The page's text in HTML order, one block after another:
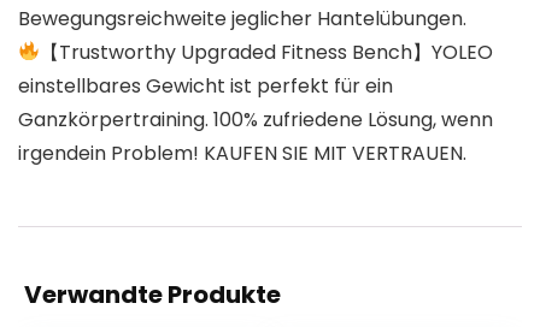
Bewegungsreichweite jeglicher Hantelübungen.
【Trustworthy Upgraded Fitness Bench】YOLEO
einstellbares Gewicht ist perfekt für ein
Ganzkörpertraining. 100% zufriedene Lösung, wenn
irgendein Problem! KAUFEN SIE MIT VERTRAUEN.
Verwandte Produkte